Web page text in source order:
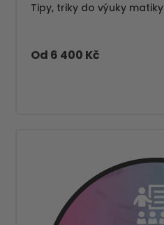
Tipy, triky do výuky matiky
Od 6 400 Kč